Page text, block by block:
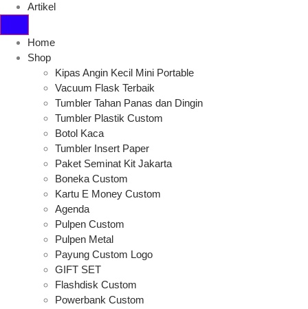
Artikel
Home
Shop
Kipas Angin Kecil Mini Portable
Vacuum Flask Terbaik
Tumbler Tahan Panas dan Dingin
Tumbler Plastik Custom
Botol Kaca
Tumbler Insert Paper
Paket Seminat Kit Jakarta
Boneka Custom
Kartu E Money Custom
Agenda
Pulpen Custom
Pulpen Metal
Payung Custom Logo
GIFT SET
Flashdisk Custom
Powerbank Custom